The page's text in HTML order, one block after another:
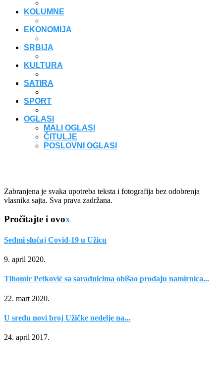
KOLUMNE
EKONOMIJA
SRBIJA
KULTURA
SATIRA
SPORT
OGLASI
MALI OGLASI
ČITULJE
POSLOVNI OGLASI
Zabranjena je svaka upotreba teksta i fotografija bez odobrenja
vlasnika sajta. Sva prava zadržana.
Pročitajte i ovox
Sedmi slučaj Covid-19 u Užicu
9. april 2020.
Tihomir Petković sa saradnicima obišao prodaju namirnica...
22. mart 2020.
U sredu novi broj Užičke nedelje na...
24. april 2017.